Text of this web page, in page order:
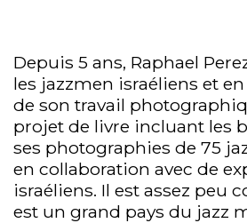
Depuis 5 ans, Raphael
les jazzmen israéliens et
de son travail
projet de livre incluant les
ses photographies de 75
en collaboration avec de
israéliens. Il est assez peu
est un grand pays du jazz